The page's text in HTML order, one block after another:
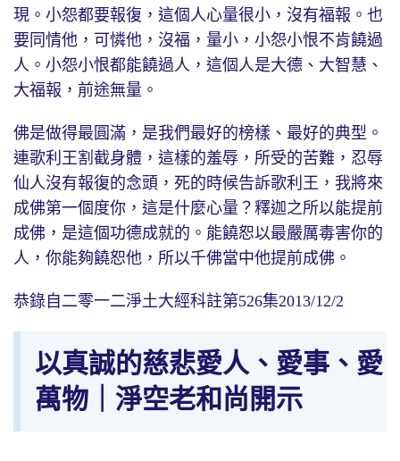
現。小怨都要報復，這個人心量很小，沒有福報。也
要同情他，可憐他，沒福，量小，小怨小恨不肯饒過
人。小怨小恨都能饒過人，這個人是大德、大智慧、
大福報，前途無量。
佛是做得最圓滿，是我們最好的榜樣、最好的典型。
連歌利王割截身體，這樣的羞辱，所受的苦難，忍辱
仙人沒有報復的念頭，死的時候告訴歌利王，我將來
成佛第一個度你，這是什麼心量？釋迦之所以能提前
成佛，是這個功德成就的。能饒恕以最嚴厲毒害你的
人，你能夠饒恕他，所以千佛當中他提前成佛。
恭錄自二零一二淨土大經科註第526集2013/12/2
以真誠的慈悲愛人、愛事、愛
萬物｜淨空老和尚開示